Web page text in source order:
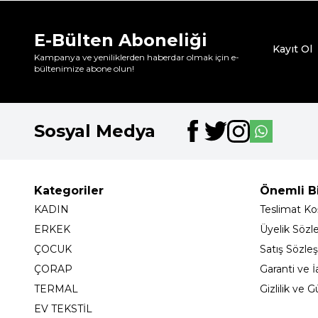
E-Bülten Aboneliği
Kampanya ve yeniliklerden haberdar olmak için e-
bültenimize abone olun!
Kayıt Ol
Sosyal Medya
Kategoriler
KADIN
ERKEK
ÇOCUK
ÇORAP
TERMAL
EV TEKSTİL
Önemli
Teslimat
Üyelik
Satış
Garanti ve
Gizlilik ve